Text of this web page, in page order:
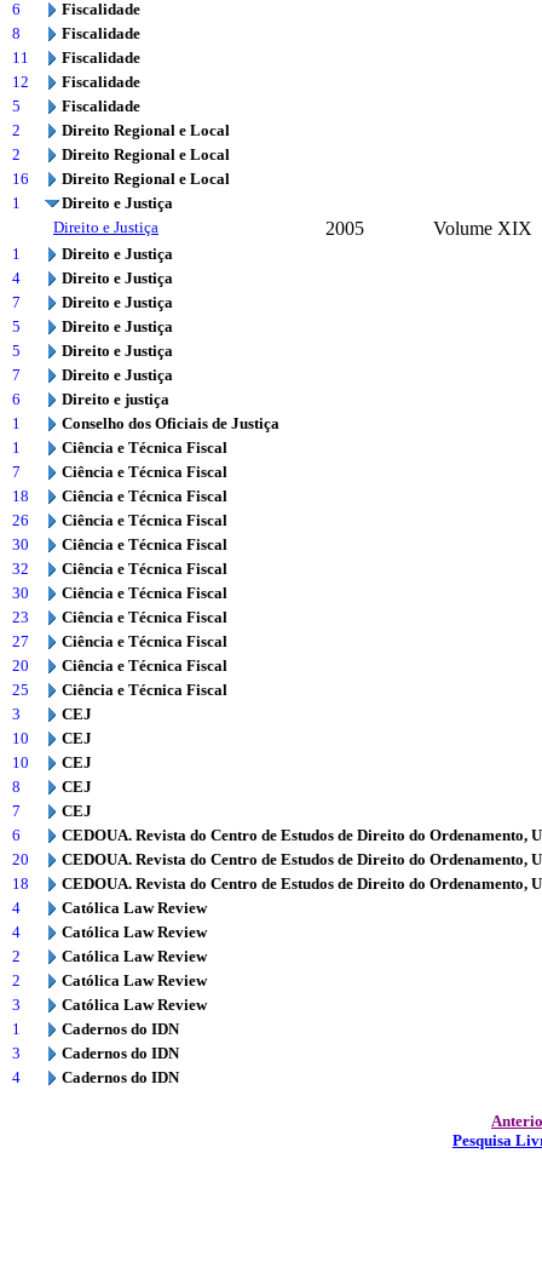
6
Fiscalidade
8
Fiscalidade
11
Fiscalidade
12
Fiscalidade
5
Fiscalidade
2
Direito Regional e Local
2
Direito Regional e Local
16
Direito Regional e Local
1
Direito e Justiça
Direito e Justiça
2005 Volume XIX
1
Direito e Justiça
4
Direito e Justiça
7
Direito e Justiça
5
Direito e Justiça
5
Direito e Justiça
7
Direito e Justiça
6
Direito e justiça
1
Conselho dos Oficiais de Justiça
1
Ciência e Técnica Fiscal
7
Ciência e Técnica Fiscal
18
Ciência e Técnica Fiscal
26
Ciência e Técnica Fiscal
30
Ciência e Técnica Fiscal
32
Ciência e Técnica Fiscal
30
Ciência e Técnica Fiscal
23
Ciência e Técnica Fiscal
27
Ciência e Técnica Fiscal
20
Ciência e Técnica Fiscal
25
Ciência e Técnica Fiscal
3
CEJ
10
CEJ
10
CEJ
8
CEJ
7
CEJ
6
CEDOUA. Revista do Centro de Estudos de Direito do Ordenamento,
20
CEDOUA. Revista do Centro de Estudos de Direito do Ordenamento,
18
CEDOUA. Revista do Centro de Estudos de Direito do Ordenamento,
4
Católica Law Review
4
Católica Law Review
2
Católica Law Review
2
Católica Law Review
3
Católica Law Review
1
Cadernos do IDN
3
Cadernos do IDN
4
Cadernos do IDN
Pesquisa